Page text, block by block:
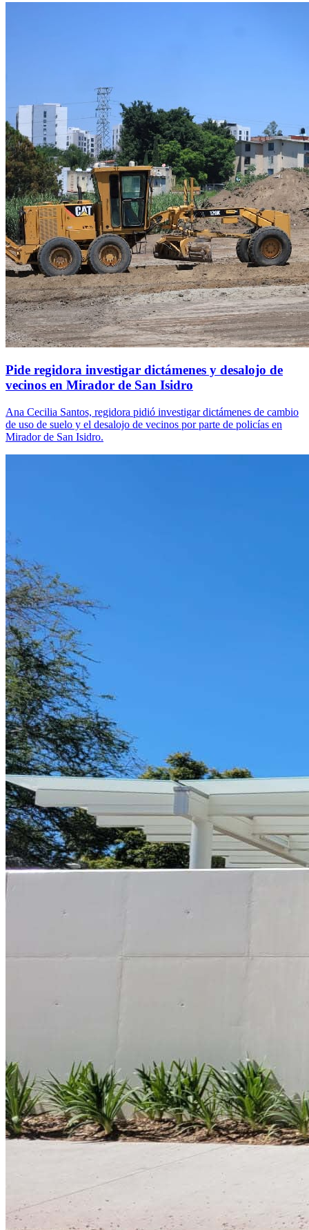
Pide regidora investigar dictámenes y desalojo de
vecinos en Mirador de San Isidro
Ana Cecilia Santos, regidora pidió investigar dictámenes de cambio
de uso de suelo y el desalojo de vecinos por parte de policías en
Mirador de San Isidro.